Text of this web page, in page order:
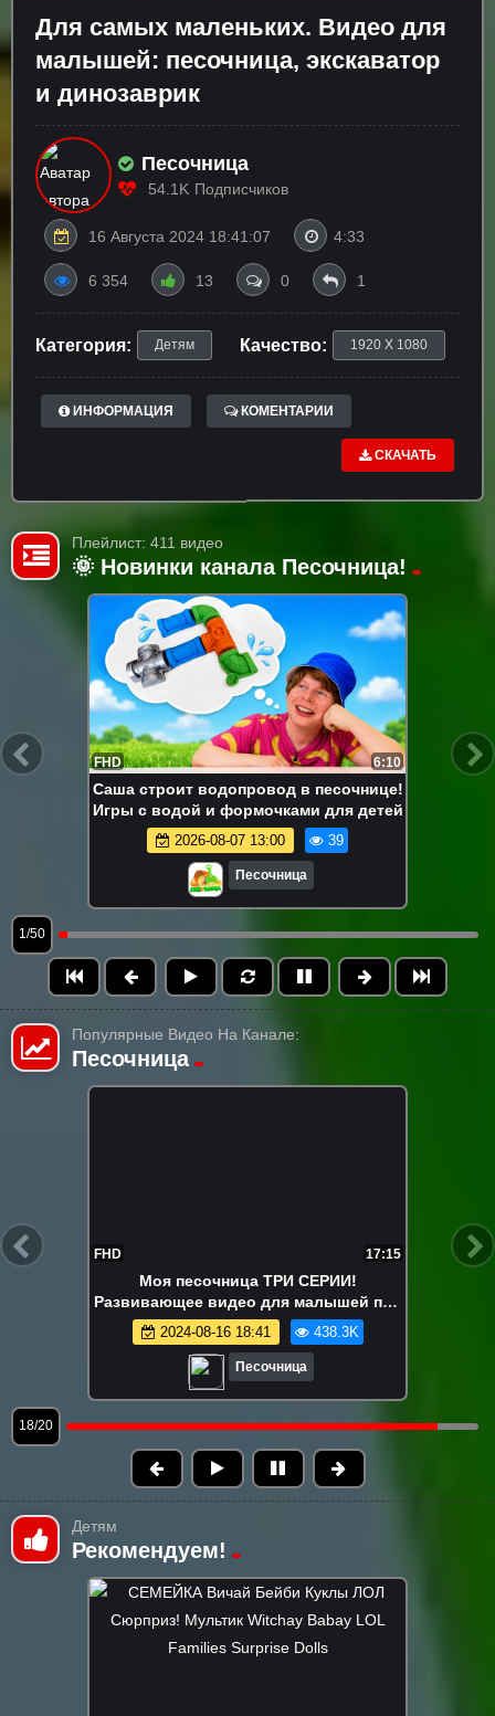
Для самых маленьких. Видео для
малышей: песочница, экскаватор
и динозаврик
Песочница
54.1K Подписчиков
16 Августа 2024 18:41:07 4:33
6 354 13 0 1
Категория: Детям Качество: 1920 X 1080
ИНФОРМАЦИЯ КОМЕНТАРИИ
СКАЧАТЬ
Плейлист: 411 видео
🌞 Новинки канала Песочница!
FHD 6:10
Саша строит водопровод в песочнице!
Игры с водой и формочками для детей
2026-08-07 13:00 39
Песочница
1/50
Популярные Видео На Канале:
Песочница
FHD 5:06
Машинки для малышей — Молния
Маквин и Круз в песочнице — Игры для
самых маленьких
2024-08-16 18:41 437.7K
Песочница
19/20
Детям
Рекомендуем!